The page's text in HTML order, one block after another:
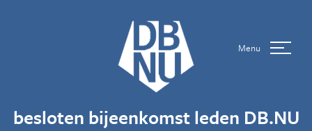
Menu
besloten bijeenkomst leden DB.NU